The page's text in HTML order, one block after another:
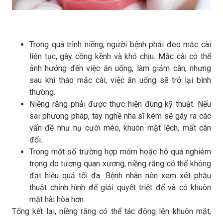
Trong quá trình niềng, người bệnh phải đeo mắc cài
liên tục, gây cồng kềnh và khó chịu. Mắc cài có thể
ảnh hưởng đến việc ăn uống, làm giảm cân, nhưng
sau khi tháo mắc cài, việc ăn uống sẽ trở lại bình
thường.
Niềng răng phải được thực hiện đúng kỹ thuật. Nếu
sai phương pháp, tay nghề nha sĩ kém sẽ gây ra các
vấn đề như nụ cười méo, khuôn mặt lệch, mất cân
đối.
Trong một số trường hợp móm hoặc hô quá nghiêm
trọng do tương quan xương, niềng răng có thể không
đạt hiệu quả tối đa. Bệnh nhân nên xem xét phẫu
thuật chỉnh hình để giải quyết triệt để và có khuôn
mặt hài hòa hơn.
Tổng kết lại, niềng răng có thể tác động lên khuôn mặt,